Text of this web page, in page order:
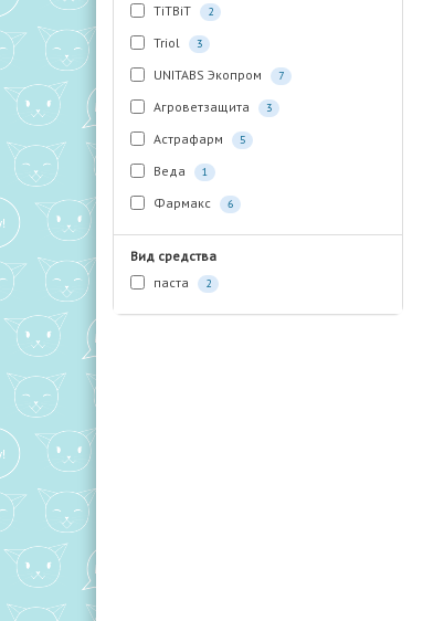
TiTBiT 2
Triol 3
UNITABS Экопром 7
Агроветзащита 3
Астрафарм 5
Веда 1
Фармакс 6
Вид средства
паста
2